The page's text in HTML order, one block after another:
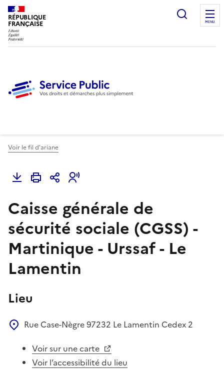
RÉPUBLIQUE
FRANÇAISE
Ouvrir
MENU
Voir le fil d'ariane
Caisse générale de
sécurité sociale (CGSS) -
Martinique - Urssaf - Le
Lamentin
Lieu
Rue Case-Nègre97232 Le Lamentin Cedex 2
Voir sur une carte
Voir l’accessibilité du lieu